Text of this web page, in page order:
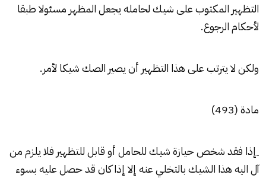
التظهير المكتوب على شيك لحامله يجعل المظهر مسئولا طبقا
لأحكام الرجوع.
ولكن لا يترتب على هذا التظهير أن يصير الصك شيكا لأمر.
مادة (493)
إذا فقد شخص حيازة شيك للحامل أو قابل للتظهير فلا يلزم من
آل اليه هذا الشيك بالتخلي عنه إلا إذا كان قد حصل عليه بسوء